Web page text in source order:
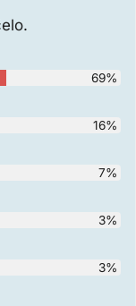
69%
16%
7%
3%
3%